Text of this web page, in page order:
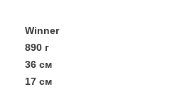
Winner
890 г
36 см
17 см